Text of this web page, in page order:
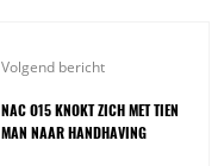
Volgend bericht
NAC O15 KNOKT ZICH MET TIEN
MAN NAAR HANDHAVING